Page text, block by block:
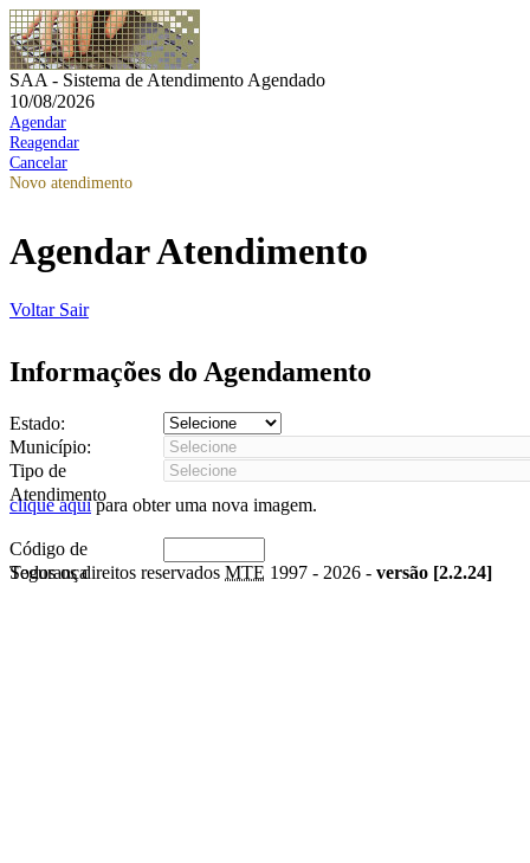
SAA - Sistema de Atendimento Agendado
10/08/2026
Agendar
Reagendar
Cancelar
Novo atendimento
Agendar Atendimento
Voltar Sair
Informações do Agendamento
Estado:
Município:
Tipo de
Atendimento
clique aquipara obter uma nova imagem.
Código de
Segurança
Todos os direitos reservados MTE 1997 - 2026 - versão [2.2.24]